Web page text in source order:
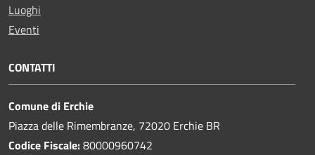
Luoghi
Eventi
CONTATTI
Comune di Erchie
Piazza delle Rimembranze, 72020 Erchie BR
Codice Fiscale:80000960742